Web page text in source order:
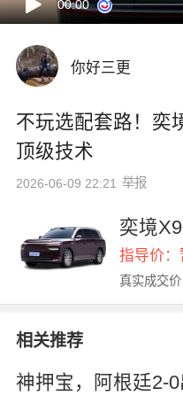
00:00
你好三更
不玩选配套路！奕
顶级技术
2026-06-09 22:21 举报
奕境X9
指导价：
真实成交
相关推荐
神押宝，阿根廷2-0